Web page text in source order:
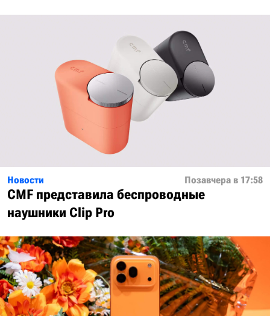
Новости Позавчера в 17:58
CMF представила беспроводные
наушники Clip Pro